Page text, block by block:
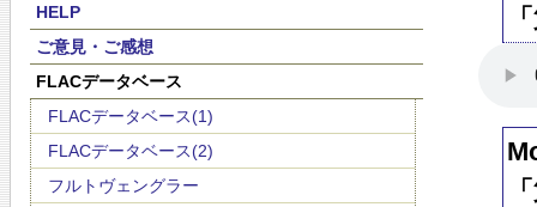
HELP
ご意見・ご感想
FLACデータベース
FLACデータベース(1)
FLACデータベース(2)
フルトヴェングラー